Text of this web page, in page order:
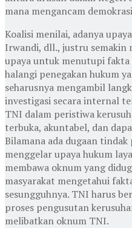
mana mengancam
Koalisi menilai, adanya
Irwandi, dll., justru semakin
upaya untuk menutupi
halangi penegakan hukum
seharusnya mengambil
investigasi secara internal
TNI dalam peristiwa
terbuka, akuntabel, dan
Bilamana ada dugaan
menggelar upaya hukum
membawa oknum yang
masyarakat mengetahui
sesungguhnya. TNI harus
proses pengusutan
melibatkan oknum TNI.